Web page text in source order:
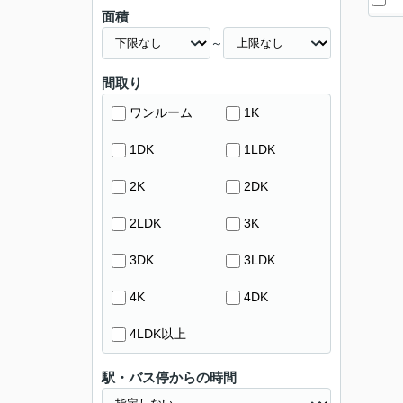
面積
～
間取り
ワンルーム 1K
1DK 1LDK
2K 2DK
2LDK 3K
3DK 3LDK
4K 4DK
4LDK以上
駅・バス停からの時間